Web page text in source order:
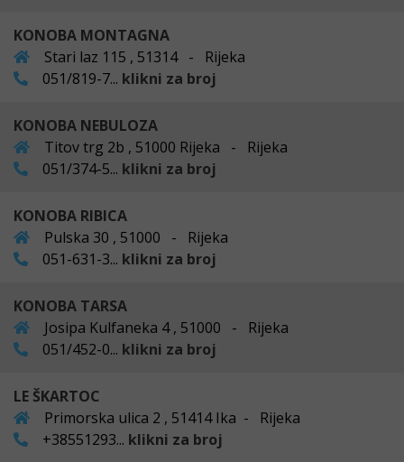
KONOBA MONTAGNA
Stari laz 115 , 51314 - Rijeka
051/819-7... klikni za broj
KONOBA NEBULOZA
Titov trg 2b , 51000 Rijeka - Rijeka
051/374-5... klikni za broj
KONOBA RIBICA
Pulska 30 , 51000 - Rijeka
051-631-3... klikni za broj
KONOBA TARSA
Josipa Kulfaneka 4 , 51000 - Rijeka
051/452-0... klikni za broj
LE ŠKARTOC
Primorska ulica 2 , 51414 Ika - Rijeka
+38551293... klikni za broj